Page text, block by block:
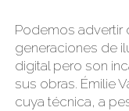
Podemos advertir
generaciones de
digital pero son
sus obras. Émilie
cuya técnica, a